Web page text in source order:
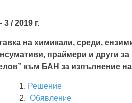
3 / 2019 г.
на химикали, среди,
праймери и други
към БАН за изпълнение
Решение
Обявление